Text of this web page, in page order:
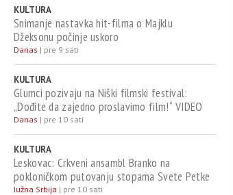
KULTURA
Snimanje nastavka hit-filma o Majklu
Džeksonu počinje uskoro
Danas | pre 9 sati
KULTURA
Glumci pozivaju na Niški filmski festival:
„Dođite da zajedno proslavimo film!“ VIDEO
Danas | pre 10 sati
KULTURA
Leskovac: Crkveni ansambl Branko na
pokloničkom putovanju stopama Svete Petke
Južna Srbija | pre 10 sati